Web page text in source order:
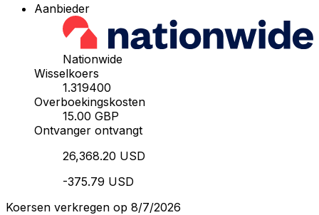
Aanbieder
Nationwide
Wisselkoers
1.319400
Overboekingskosten
15.00 GBP
Ontvanger ontvangt
26,368.20 USD
-375.79 USD
Koersen verkregen op 8/7/2026